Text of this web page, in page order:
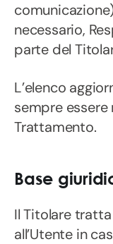
necessario,
parte del
L’elenco
sempre
Trattamento.
Base
Il Titolare
all’Utente in